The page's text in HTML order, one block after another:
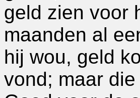
geld zien voor
maanden al
hij wou, geld
vond; maar